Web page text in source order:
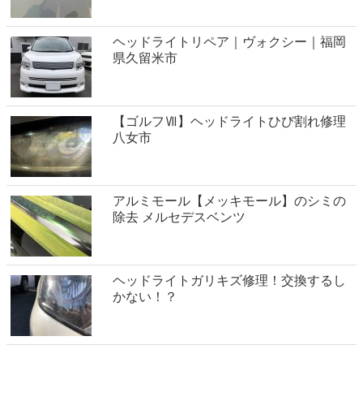
ヘッドライトリペア｜ヴォクシー｜福岡
県久留米市
【ゴルフⅦ】ヘッドライトひび割れ修理
八女市
アルミモール【メッキモール】のシミの
除去 メルセデスベンツ
ヘッドライトガリキズ修理！交換するし
かない！？